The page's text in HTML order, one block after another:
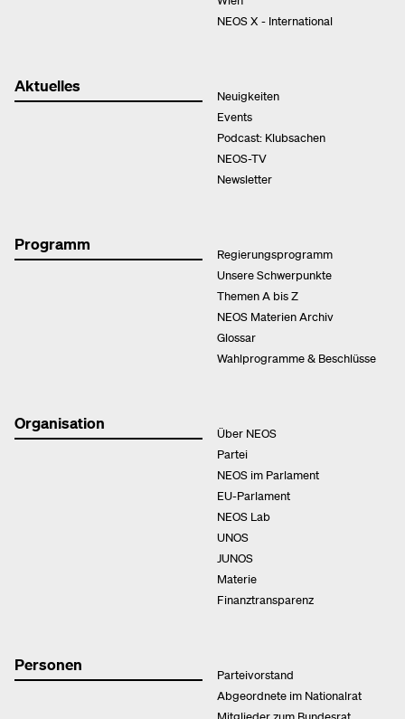
NEOS X - International
Aktuelles
Neuigkeiten
Events
Podcast: Klubsachen
NEOS-TV
Newsletter
Programm
Regierungsprogramm
Unsere Schwerpunkte
Themen A bis Z
NEOS Materien Archiv
Glossar
Wahlprogramme & Beschlüsse
Organisation
Über NEOS
Partei
NEOS im Parlament
EU-Parlament
NEOS Lab
UNOS
JUNOS
Materie
Finanztransparenz
Personen
Parteivorstand
Abgeordnete im Nationalrat
Mitglieder zum Bundesrat